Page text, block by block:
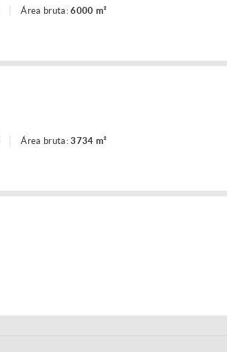
Área bruta:6000 m²
Área bruta:3734 m²